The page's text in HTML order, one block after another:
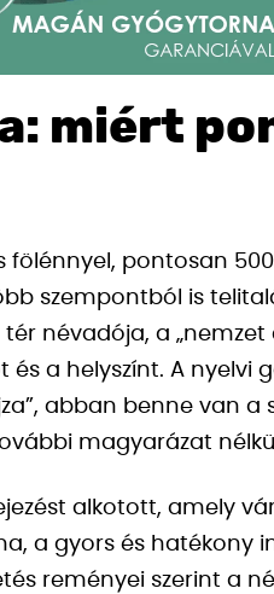
miért
fölénnyel, pontosan
szempontból is
névadója, a „nemzet
a helyszínt. A nyelvi
abban benne van a
magyarázat
alkotott, amely
a gyors és hatékony
reményei szerint a